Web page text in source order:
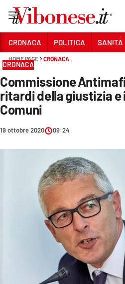
Sezioni
CRONACA
POLITICA
CULTURA
ECONOMIA E LAVORO
Streaming
CRONACA POLITICA SANITÀ
HOME PAGE CRONACA
CRONACA
Commissione
ritardi della giustizia
Comuni
19 ottobre 2020 09:24